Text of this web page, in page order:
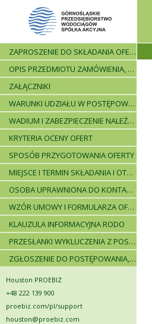
ZAPROSZENIE DO SKŁADANIA OFERT - INFORMACJE OGÓLNE
OPIS PRZEDMIOTU ZAMÓWIENIA, WARUNKI DOSTAWY, WARUNKI PŁATNICZE
ZAŁĄCZNIKI
WARUNKI UDZIAŁU W POSTĘPOWANIU I WYKAZ WYMAGANYCH DOKUMENTÓW
WADIUM I ZABEZPIECZENIE NALEŻYTEGO WYKONANIA UMOWY
KRYTERIA OCENY OFERT
SPOSÓB PRZYGOTOWANIA OFERTY
MIEJSCE I TERMIN SKŁADANIA I OTWARCIA OFERT - PRZEBIEG POSTĘPOWANIA
OSOBA UPRAWNIONA DO KONTAKTÓW
WZÓR UMOWY I FORMULARZA OFERTOWEGO
KLAUZULA INFORMACYJNA RODO
PRZESŁANKI WYKLUCZENIA Z POSTĘPOWANIA
ZGŁOSZENIE DO POSTĘPOWANIA, ZASADY I INSTRUKCJE
Houston PROEBIZ
+48 222 139 900
proebiz.com/pl/support
houston@proebiz.com